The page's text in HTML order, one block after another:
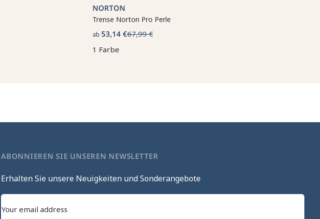
NORTON
Trense Norton Pro Perle
ab 53,14 €67,99 €
1 Farbe
ABONNIEREN SIE UNSEREN NEWSLETTER
Erhalten Sie unsere Neuigkeiten und Sonderangebote